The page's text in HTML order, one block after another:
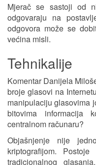
Mjerač se sastoji od
odgovaraju na
odgovora može se
većina misli.
Tehnikalije
Komentar Danijela
broje glasovi na
manipulaciju glasovima
bitovima informacija
centralnom računaru?
Objašnjenje nije
kriptografijom.
tradicionalnog